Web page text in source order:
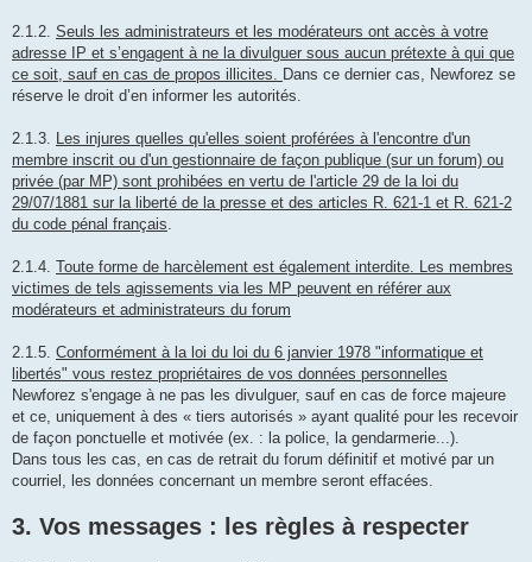
2.1.2. Seuls les administrateurs et les modérateurs ont accès à votre
adresse IP et s’engagent à ne la divulguer sous aucun prétexte à qui que
ce soit, sauf en cas de propos illicites. Dans ce dernier cas, Newforez se
réserve le droit d’en informer les autorités.
2.1.3. Les injures quelles qu'elles soient proférées à l'encontre d'un
membre inscrit ou d'un gestionnaire de façon publique (sur un forum) ou
privée (par MP) sont prohibées en vertu de l'article 29 de la loi du
29/07/1881 sur la liberté de la presse et des articles R. 621-1 et R. 621-2
du code pénal français.
2.1.4. Toute forme de harcèlement est également interdite. Les membres
victimes de tels agissements via les MP peuvent en référer aux
modérateurs et administrateurs du forum
2.1.5. Conformément à la loi du loi du 6 janvier 1978 "informatique et
libertés" vous restez propriétaires de vos données personnelles
Newforez s'engage à ne pas les divulguer, sauf en cas de force majeure
et ce, uniquement à des « tiers autorisés » ayant qualité pour les recevoir
de façon ponctuelle et motivée (ex. : la police, la gendarmerie...).
Dans tous les cas, en cas de retrait du forum définitif et motivé par un
courriel, les données concernant un membre seront effacées.
3. Vos messages : les règles à respecter